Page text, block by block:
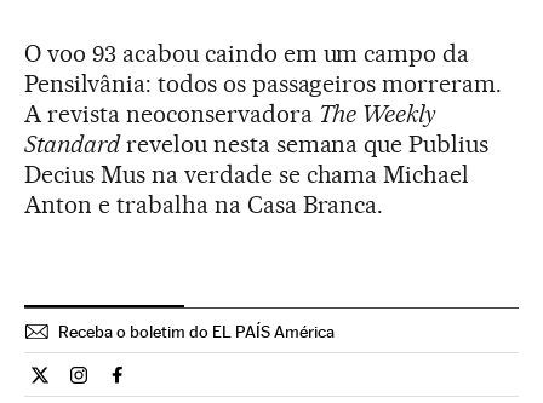
O voo 93 acabou caindo em um campo da
Pensilvânia: todos os passageiros morreram.
A revista neoconservadora The Weekly
Standardrevelou nesta semana que Publius
Decius Mus na verdade se chama Michael
Anton e trabalha na Casa Branca.
Receba o boletim do EL PAÍS América
Internacional El País Brasil en Twitter
Internacional El País Brasil en Instagram
Internacional El País Brasil en Facebook